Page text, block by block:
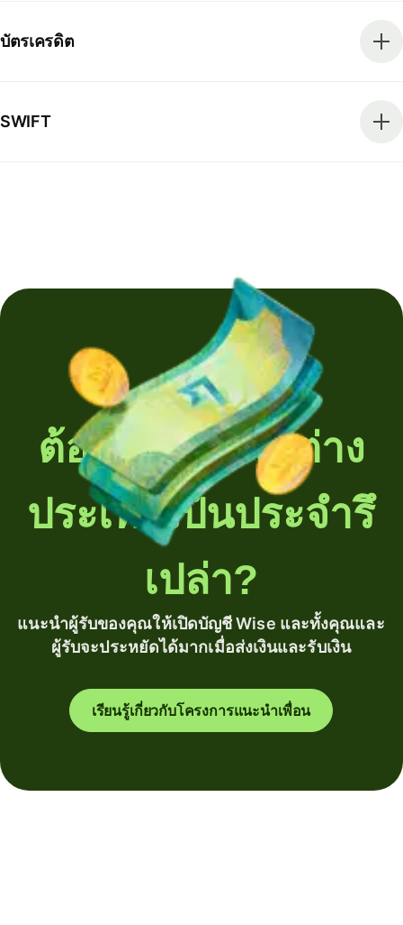
บัตรเครดิต
SWIFT
ต้องโอนเงินไปต่าง
ประเทศเป็นประจำรึ
เปล่า?
แนะนำผู้รับของคุณให้เปิดบัญชี Wise และทั้งคุณและ
ผู้รับจะประหยัดได้มากเมื่อส่งเงินและรับเงิน
เรียนรู้เกี่ยวกับโครงการแนะนำเพื่อน